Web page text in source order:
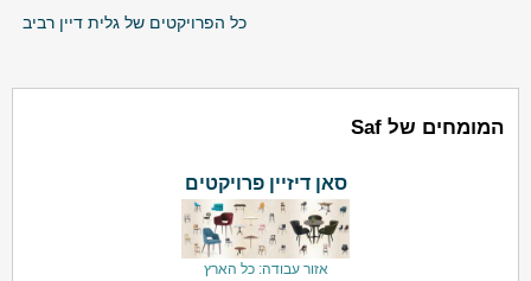
כל הפרויקטים של גלית דיין רביב
המומחים של Saf
סאן דיזיין פרויקטים
אזור עבודה: כל הארץ